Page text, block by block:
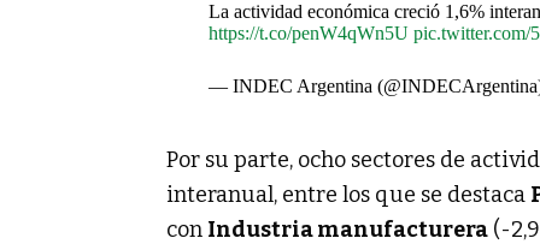
La actividad económica creció 1,6%
https://t.co/penW4qWn5U
— INDEC Argentina
Por su parte, ocho sectores de
interanual, entre los que se destaca
con Industria manufacturera (-